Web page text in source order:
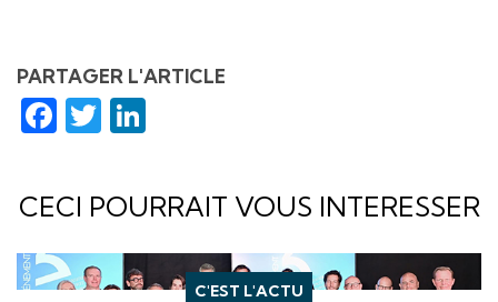
PARTAGER L'ARTICLE
Facebook
Twitter
CECI POURRAIT VOUS INTERESSER
C'EST L'ACTU